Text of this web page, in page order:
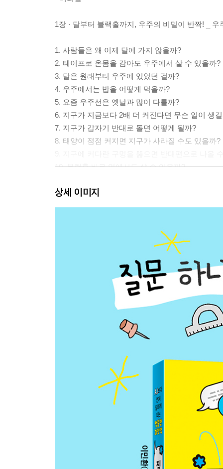
1장 · 달부터 블랙홀까지, 우주의 비밀이 반짝! _ 우
1. 사람들은 왜 이제 달에 가지 않을까?
2. 테이프로 온몸을 감아도 우주에서 살 수 있을까?
3. 달은 원래부터 우주에 있었던 걸까?
4. 우주에서는 밥을 어떻게 먹을까?
5. 요즘 우주선은 옛날과 많이 다를까?
6. 지구가 지금보다 2배 더 커진다면 무슨 일이 생
7. 지구가 갑자기 반대로 돌면 어떻게 될까?
8. 태양이 점점 커지면 지구가 사라질 수도 있을까?
10. 블랙홀 바로 옆에서도 살 수 있을까?
12. 우주에서 사람이 죽으면 어떻게 할까?
13. 지구에도 토성처럼 예쁜 고리가 생긴다면 어떨
2장 · 눈알부터 코딱지까지, 내 몸의 과학이 꿈틀! _
2. 손가락은 왜 다섯 개일까?
3. 녹음된 내 목소리는 왜 낯설게 들릴까?
4. 아기였을 때 일은 왜 하나도 기억나지 않을까?
5. 재채기할 때 눈을 안 감으면 눈알이 튀어나올까?
6. 왜 벌떡 일어나면 갑자기 눈앞이 핑 돌까?
7. 꼬불꼬불한 털을 머리에 심으면 머리가 곱슬이
9. 코딱지를 먹으면 진짜 몸에 안 좋을까?
10. 눈을 감으면 왜 이상한 모양들이 보일까?
11. 자는 동안 내 몸은 밤새 뭐 하고 있을까?
12. 몸이 계속 새로워진다면 1년 전의 나는 어디로
13. 물속에서 숨 쉴 수 있다면 정말로 편할까?
3장 · 고래 뱃속부터 좀비 버섯까지, 생명체의 세계
1. 고래 뱃속에 들어간다면 살아남을 수 있을까?
상세 이미지